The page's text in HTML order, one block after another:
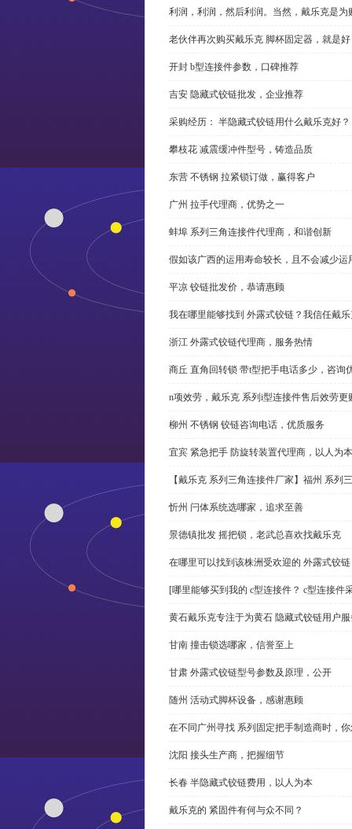
利润，利润，然后利润。当然，戴乐克是为
老伙伴再次购买戴乐克 脚杯固定器，就是
开封 b型连接件参数，口碑推荐
吉安 隐藏式铰链批发，企业推荐
采购经历： 半隐藏式铰链用什么戴乐克好？
攀枝花 减震缓冲件型号，铸造品质
东营 不锈钢 拉紧锁订做，赢得客户
广州 拉手代理商，优势之一
蚌埠 系列三角连接件代理商，和谐创新
假如该广西的运用寿命较长，且不会减少
平凉 铰链批发价，恭请惠顾
我在哪里能够找到 外露式铰链？我信任戴
浙江 外露式铰链代理商，服务热情
商丘 直角回转锁 带t型把手电话多少，咨询
n项效劳，戴乐克 系列i型连接件售后效劳更
柳州 不锈钢 铰链咨询电话，优质服务
宜宾 紧急把手 防旋转装置代理商，以人为本
【戴乐克 系列三角连接件厂家】福州 系列
忻州 闩体系统选哪家，追求至善
景德镇批发 摇把锁，老武总喜欢找戴乐克
在哪里可以找到该株洲受欢迎的 外露式铰
[哪里能够买到我的 c型连接件？ c型连接件
黄石戴乐克专注于为黄石 隐藏式铰链用户
甘南 撞击锁选哪家，信誉至上
甘肃 外露式铰链型号参数及原理，公开
随州 活动式脚杯设备，感谢惠顾
在不同广州寻找 系列固定把手制造商时，
沈阳 接头生产商，把握细节
长春 半隐藏式铰链费用，以人为本
戴乐克的 紧固件有何与众不同？